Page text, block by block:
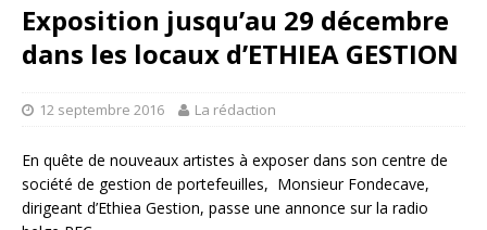
Exposition jusqu’au 29 décembre
dans les locaux d’ETHIEA GESTION
12 septembre 2016 La rédaction
En quête de nouveaux artistes à exposer dans son centre de
société de gestion de portefeuilles, Monsieur Fondecave,
dirigeant d’Ethiea Gestion, passe une annonce sur la radio